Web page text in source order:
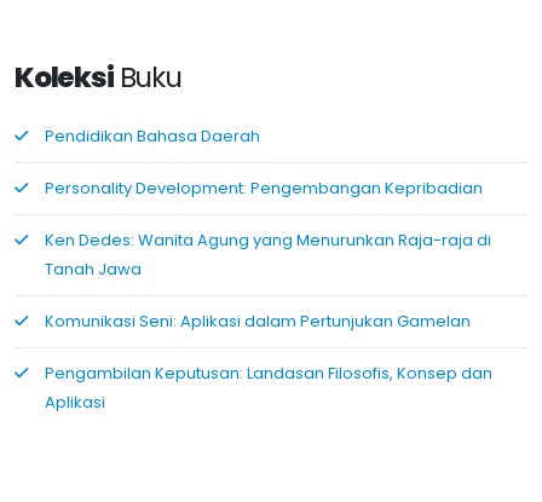
KoleksiBuku
Pendidikan Bahasa Daerah
Personality Development: Pengembangan Kepribadian
Ken Dedes: Wanita Agung yang Menurunkan Raja-raja di
Tanah Jawa
Komunikasi Seni: Aplikasi dalam Pertunjukan Gamelan
Pengambilan Keputusan: Landasan Filosofis, Konsep dan
Aplikasi